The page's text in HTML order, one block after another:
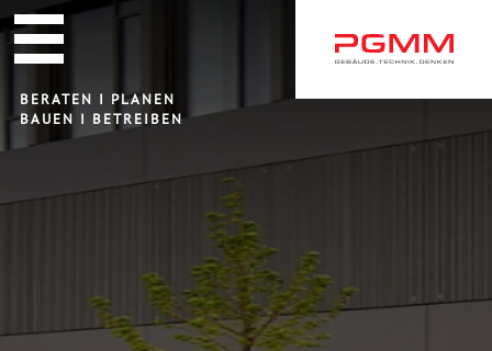
überspringen
BERATEN I PLANEN
BAUEN I BETREIBEN